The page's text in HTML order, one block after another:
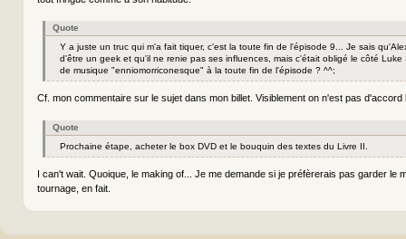
Quote
Y a juste un truc qui m'a fait tiquer, c'est la toute fin de l'épisode 9... Je sais
d'être un geek et qu'il ne renie pas ses influences, mais c'était obligé le côté Luke
de musique "enniomorriconesque" à la toute fin de l'épisode ? ^^;
Cf. mon commentaire sur le sujet dans mon billet. Visiblement on n'est pas
Quote
Prochaine étape, acheter le box DVD et le bouquin des textes du Livre II.
I can't wait. Quoique, le making of... Je me demande si je préfèrerais pas garder le
tournage, en fait.